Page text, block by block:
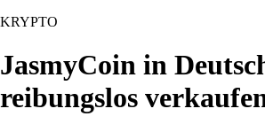
KRYPTO
JasmyCoin in
reibungslos